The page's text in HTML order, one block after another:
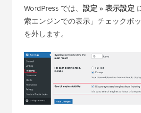
WordPress では、 設定 » 表示設定
索エンジンでの表示」チェックボ
を外します。